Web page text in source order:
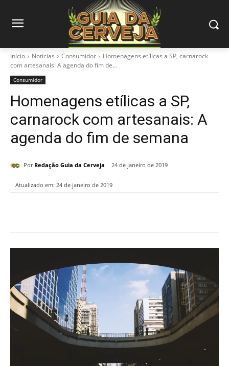
Início Notícias Consumidor
Homenagens etílicas a SP, carnarock
com artesanais: A agenda do fim de...
Consumidor
Homenagens etílicas a SP,
carnarock com artesanais: A
agenda do fim de semana
Por Redação Guia da Cerveja 24 de janeiro de 2019
Atualizado em: 24 de janeiro de 2019